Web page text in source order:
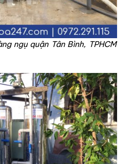
ngụ quận Tân Bình, TPHCM